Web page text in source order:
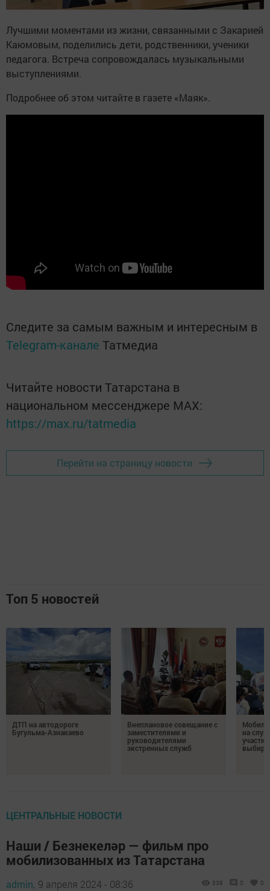
Лучшими моментами из жизни, связанными с Закарией
Каюмовым, поделились дети, родственники, ученики
педагога. Встреча сопровождалась музыкальными
выступлениями.
Подробнее об этом читайте в газете «Маяк».
Следите за самым важным и интересным в
Telegram-канале Татмедиа
Читайте новости Татарстана в
национальном мессенджере MАХ:
https://max.ru/tatmedia
Перейти на страницу новости
Топ 5 новостей
ДТП на автодороге
Бугульма-Азнакаево
Внеплановое совещание с
заместителями и
руководителями
экстренных служб
на
ЦЕНТРАЛЬНЫЕ НОВОСТИ
Наши / Безнекеләр — фильм про
мобилизованных из Татарстана
admin, 9 апреля 2024 - 08:36 338 0 0